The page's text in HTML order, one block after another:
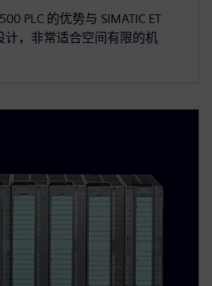
PLC 的优势与 SIMATIC ET
计，非常适合空间有限的机